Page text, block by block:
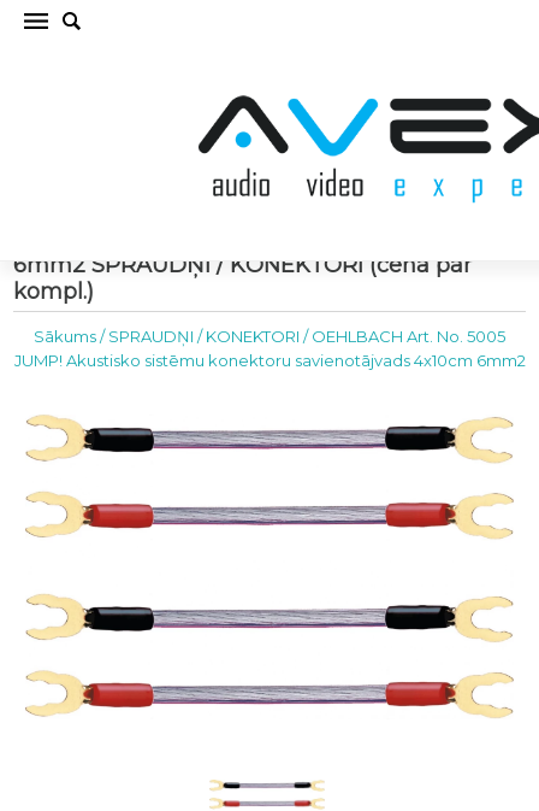
6mm2 SPRAUDŅI / KONEKTORI (cena par
kompl.)
Sākums/SPRAUDŅI / KONEKTORI /OEHLBACH Art. No. 5005
JUMP! Akustisko sistēmu konektoru savienotājvads 4x10cm 6mm2